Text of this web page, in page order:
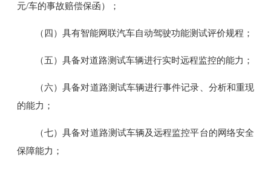
元/车的事故赔偿保函）；
（四）具有智能网联汽车自动驾驶功能测试评价规程；
（五）具备对道路测试车辆进行实时远程监控的能力；
（六）具备对道路测试车辆进行事件记录、分析和重现
的能力；
（七）具备对道路测试车辆及远程监控平台的网络安全
保障能力；